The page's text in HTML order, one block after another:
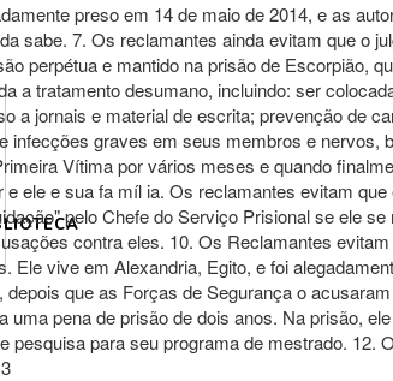
preso em 14 de maio de 2014, e as
sabe. 7. Os reclamantes ainda evitam que o
perpétua e mantido na prisão de Escorpião,
a tratamento desumano, incluindo: ser
jornais e material de escrita; prevenção de
graves em seus membros e
Vítima por vários meses e quando
ele e sua fa míl ia. Os reclamantes evitam
pelo Chefe do Serviço Prisional se ele
contra eles. 10. Os Reclamantes
vive em Alexandria, Egito, e foi
que as Forças de Segurança o
pena de prisão de dois anos. Na prisão,
para seu programa de mestrado.